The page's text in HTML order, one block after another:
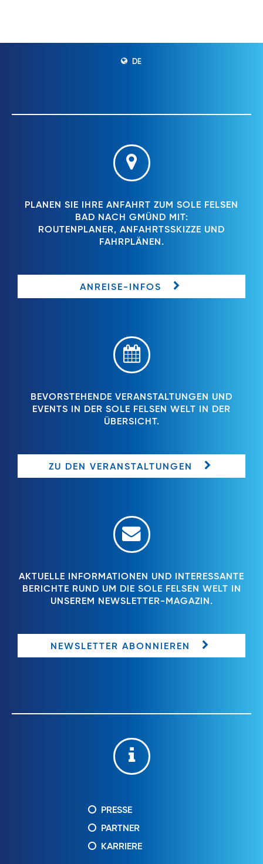
DE
PLANEN SIE IHRE ANFAHRT ZUM SOLE FELSEN
BAD NACH GMÜND MIT:
ROUTENPLANER, ANFAHRTSSKIZZE UND
FAHRPLÄNEN.
ANREISE-INFOS
BEVORSTEHENDE VERANSTALTUNGEN UND
EVENTS IN DER SOLE FELSEN WELT IN DER
ÜBERSICHT.
ZU DEN VERANSTALTUNGEN
AKTUELLE INFORMATIONEN UND INTERESSANTE
BERICHTE RUND UM DIE SOLE FELSEN WELT IN
UNSEREM NEWSLETTER-MAGAZIN.
NEWSLETTER ABONNIEREN
PRESSE
PARTNER
KARRIERE